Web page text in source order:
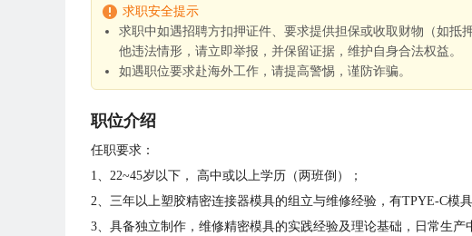
求职安全提示
求职中如遇招聘方扣押证件、要求提供担保或收取财物（如
他违法情形，请立即举报，并保留证据，维护自身合法权益。
如遇职位要求赴海外工作，请提高警惕，谨防诈骗。
职位介绍
任职要求：
1、22~45岁以下， 高中或以上学历（两班倒）；
2、三年以上塑胶精密连接器模具的组立与维修经验，有TPYE-C模具
3、具备独立制作，维修精密模具的实践经验及理论基础，日常生产